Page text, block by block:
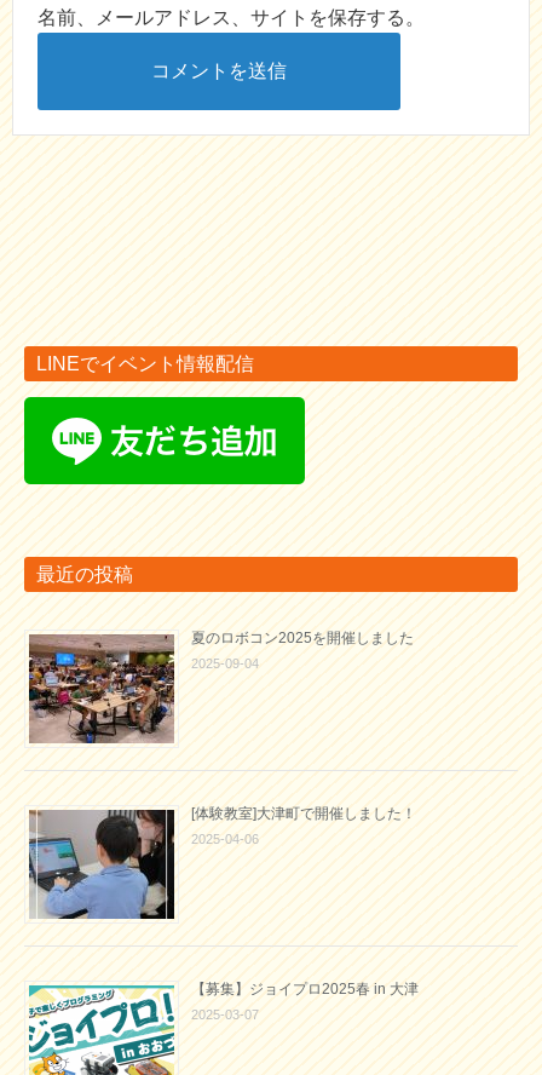
名前、メールアドレス、サイトを保存する。
LINEでイベント情報配信
最近の投稿
夏のロボコン2025を開催しました
2025-09-04
[体験教室]大津町で開催しました！
2025-04-06
【募集】ジョイプロ2025春 in 大津
2025-03-07